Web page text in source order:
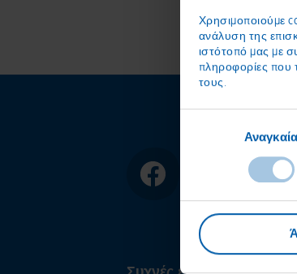
Χρησιμοποιούμε
ανάλυση της
ιστότοπό μας με
πληροφορίες που
τους.
συγκατάθεσηςΑναγκαία
Facebook Instagram